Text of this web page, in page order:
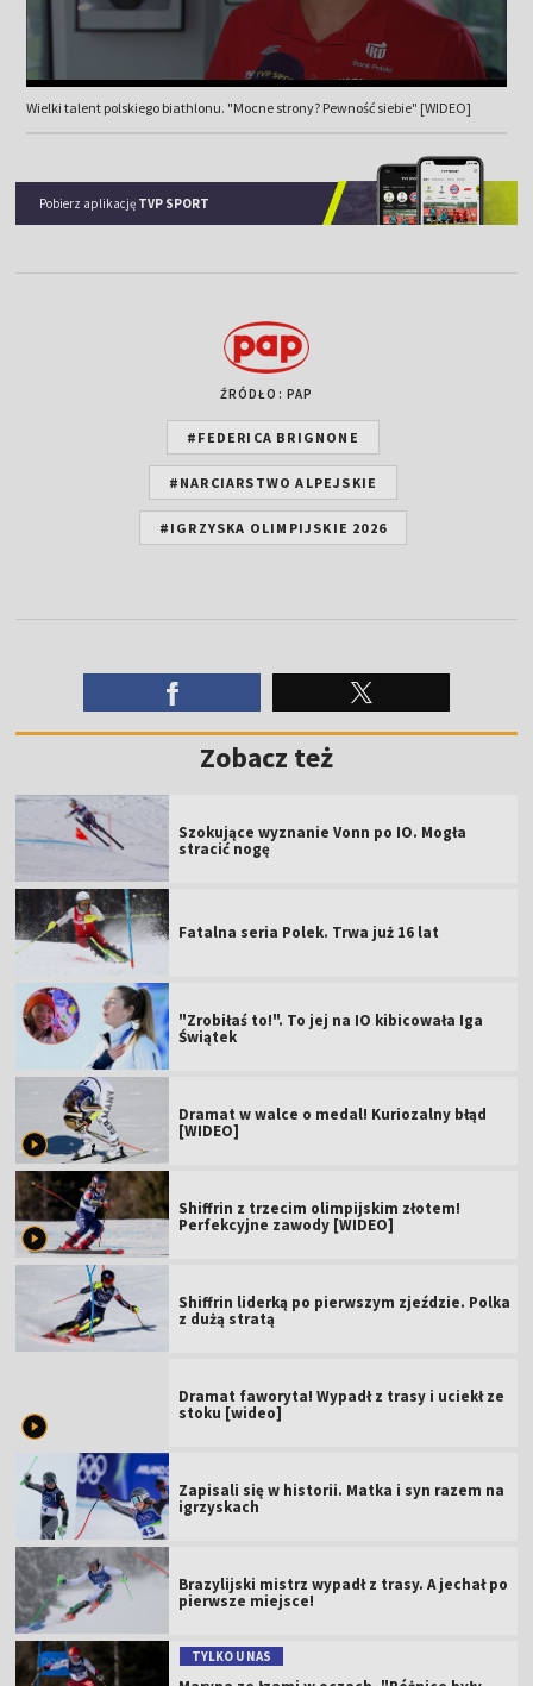
Wielki talent polskiego biathlonu. "Mocne strony? Pewność siebie" [WIDEO]
Pobierz aplikację TVP SPORT
ŹRÓDŁO: PAP
#FEDERICA BRIGNONE
#NARCIARSTWO ALPEJSKIE
#IGRZYSKA OLIMPIJSKIE 2026
Zobacz też
Szokujące wyznanie Vonn po IO. Mogła
stracić nogę
Fatalna seria Polek. Trwa już 16 lat
"Zrobiłaś to!". To jej na IO kibicowała Iga
Świątek
Dramat w walce o medal! Kuriozalny błąd
[WIDEO]
Shiffrin z trzecim olimpijskim złotem!
Perfekcyjne zawody [WIDEO]
Shiffrin liderką po pierwszym zjeździe. Polka
z dużą stratą
Dramat faworyta! Wypadł z trasy i uciekł ze
stoku [wideo]
Zapisali się w historii. Matka i syn razem na
igrzyskach
Brazylijski mistrz wypadł z trasy. A jechał po
pierwsze miejsce!
TYLKO U NAS